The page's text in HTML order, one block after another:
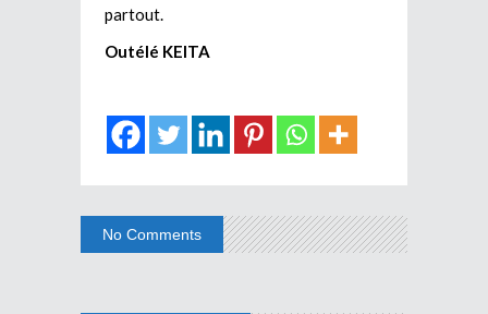
partout.
Outélé KEITA
No Comments